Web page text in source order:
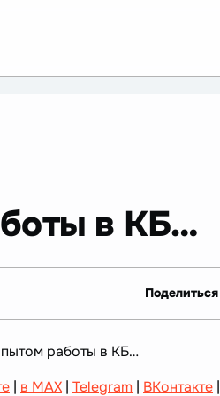
в КБ…
Поделиться
работы в КБ…
| в MAX | Telegram | ВКонтакте |